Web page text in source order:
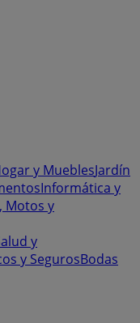
y MueblesJardín
Informática y
Motos y
y
y SegurosBodas